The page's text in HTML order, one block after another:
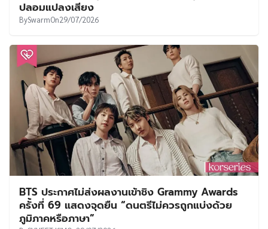
ปลอมแปลงเสียง
BySwarmOn29/07/2026
BTS ประกาศไม่ส่งผลงานเข้าชิง Grammy Awards
ครั้งที่ 69 แสดงจุดยืน “ดนตรีไม่ควรถูกแบ่งด้วย
ภูมิภาคหรือภาษา”